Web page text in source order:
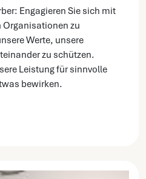
Engagieren Sie sich mit
Organisationen zu
Werte, unsere
zu schützen.
Leistung für sinnvolle
bewirken.